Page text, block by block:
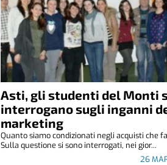
Asti, gli studenti del Monti
interrogano sugli inganni
marketing
26
Quanto siamo condizionati negli acquisti che
Sulla questione si sono interrogati, nei gior...